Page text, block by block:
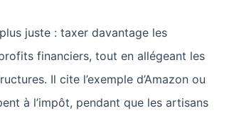
juste : taxer davantage les
financiers, tout en allégeant les
Il cite l’exemple d’Amazon ou
à l’impôt, pendant que les artisans